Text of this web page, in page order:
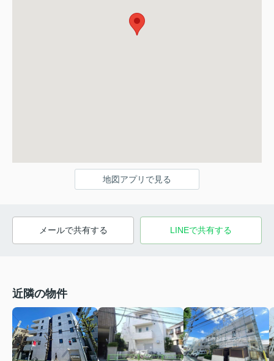
地図アプリで見る
メールで共有する LINEで共有する
近隣の物件